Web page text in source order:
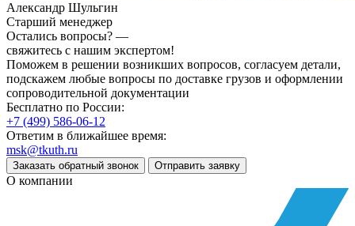
Александр Шульгин
Старший менеджер
Остались вопросы? —
свяжитесь с нашим экспертом!
Поможем в решении возникших вопросов, согласуем детали,
подскажем любые вопросы по доставке грузов и оформлении
сопроводительной документации
Бесплатно по России:
+7 (499) 586-06-12
Ответим в ближайшее время:
msk@tkuth.ru
Заказать обратный звонок Отправить заявку
О компании